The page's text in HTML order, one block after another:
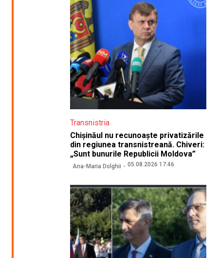
Transnistria
Chișinăul nu recunoaște privatizările
din regiunea transnistreană. Chiveri:
„Sunt bunurile Republicii Moldova”
Ana-Maria Dolghii 05.08.2026 17:46